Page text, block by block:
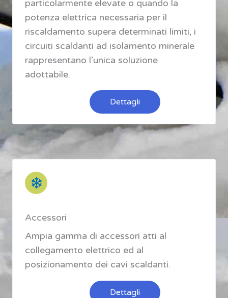
particolarmente elevate o quando la
potenza elettrica necessaria per il
riscaldamento supera determinati limiti, i
circuiti scaldanti ad isolamento minerale
rappresentano l’unica soluzione
adottabile.
Dettagli
Accessori
Ampia gamma di accessori atti al
collegamento elettrico ed al
posizionamento dei cavi scaldanti.
Dettagli